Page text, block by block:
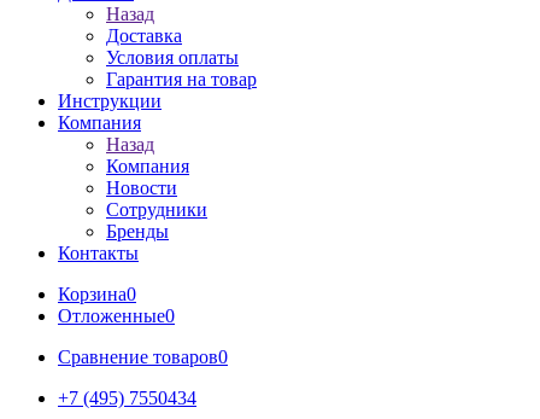
Назад
Доставка
Условия оплаты
Гарантия на товар
Инструкции
Компания
Назад
Компания
Новости
Сотрудники
Бренды
Контакты
Корзина0
Отложенные0
Сравнение товаров0
+7 (495) 7550434